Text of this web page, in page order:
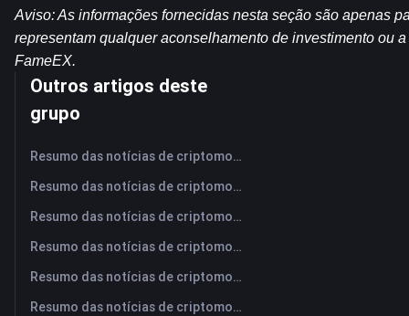
Aviso: As informações fornecidas nesta seção são apenas
representam qualquer aconselhamento de investimento ou
FameEX.
Outros artigos deste
grupo
Resumo das notícias de criptomoedas da FameEX hoje | 7 de agosto de 2026
Resumo das notícias de criptomoedas da FameEX hoje | 6 de agosto de 2026
Resumo das notícias de criptomoedas da FameEX hoje | 5 de agosto de 2026
Resumo das notícias de criptomoedas da FameEX hoje | 4 de agosto de 2026
Resumo das notícias de criptomoedas da FameEX hoje | 3 de agosto de 2026
Resumo das notícias de criptomoedas da FameEX hoje | 31 de julho de 2026